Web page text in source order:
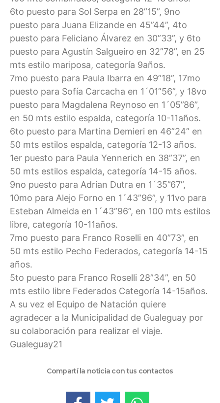
6to puesto para Sol Serpa en 28”15”, 9no
puesto para Juana Elizande en 45”44”, 4to
puesto para Feliciano Álvarez en 30”33”, y 6to
puesto para Agustín Salgueiro en 32”78”, en 25
mts estilo mariposa, categoría 9años.
7mo puesto para Paula Ibarra en 49”18”, 17mo
puesto para Sofía Carcacha en 1´01”56”, y 18vo
puesto para Magdalena Reynoso en 1´05”86”,
en 50 mts estilo espalda, categoría 10-11años.
6to puesto para Martina Demieri en 46”24” en
50 mts estilos espalda, categoría 12-13 años.
1er puesto para Paula Yennerich en 38”37”, en
50 mts estilos espalda, categoría 14-15 años.
9no puesto para Adrian Dutra en 1´35”67”,
10mo para Alejo Forno en 1´43”96”, y 11vo para
Esteban Almeida en 1´43”96”, en 100 mts estilos
libre, categoría 10-11años.
7mo puesto para Franco Roselli en 40”73”, en
50 mts estilo Pecho Federados, categoría 14-15
años.
5to puesto para Franco Roselli 28”34”, en 50
mts estilo libre Federados Categoría 14-15años.
A su vez el Equipo de Natación quiere
agradecer a la Municipalidad de Gualeguay por
su colaboración para realizar el viaje.
Gualeguay21
Compartí la noticia con tus contactos